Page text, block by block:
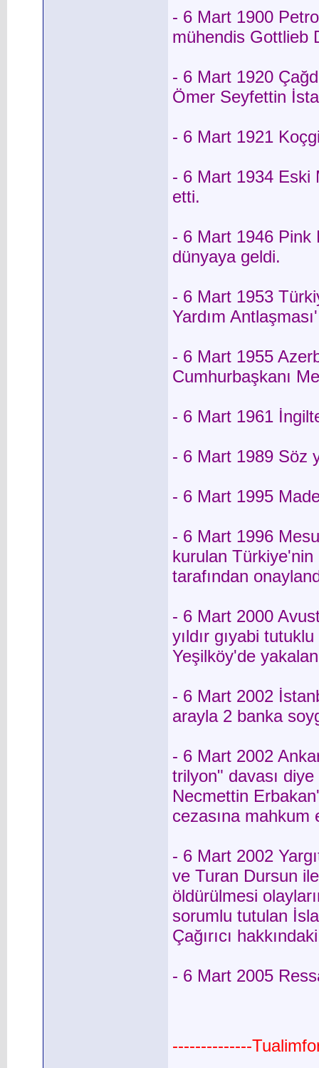
- 6 Mart 1900
mühendis Gottlieb
- 6 Mart 1920
Ömer Seyfettin
- 6 Mart 1921
- 6 Mart 1934 Eski
etti.
- 6 Mart 1946 Pink
dünyaya geldi.
- 6 Mart 1953
Yardım
- 6 Mart 1955
Cumhurbaşkanı
- 6 Mart 1961
- 6 Mart 1989 Söz
- 6 Mart 1995
- 6 Mart 1996
kurulan
tarafından
- 6 Mart 2000
yıldır gıyabi
Yeşilköy'de
- 6 Mart 2002
arayla 2 banka
- 6 Mart 2002
trilyon" davası
Necmettin
cezasına mahkum
- 6 Mart 2002
ve Turan Dursun
öldürülmesi
sorumlu tutulan
Çağırıcı
- 6 Mart 2005
--------------